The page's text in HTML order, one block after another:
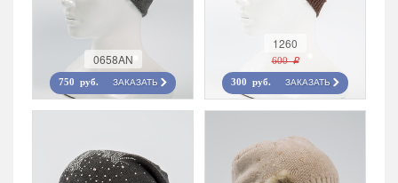
0658AN
750 руб. ЗАКАЗАТЬ
1260
600 r
300 руб. ЗАКАЗАТЬ